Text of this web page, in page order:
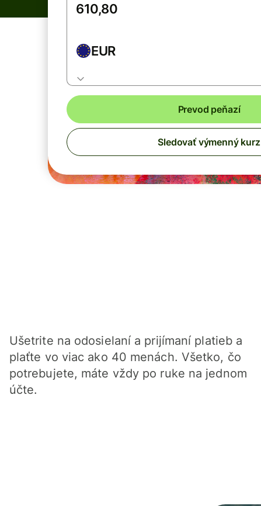
EUR
Prevod peňazí
Sledovať výmenný kurz
Ušetrite na odosielaní a prijímaní platieb a
plaťte vo viac ako 40 menách. Všetko, čo
potrebujete, máte vždy po ruke na jednom
účte.